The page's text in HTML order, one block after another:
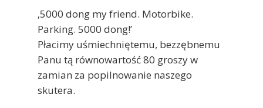
‚5000 dong my friend. Motorbike.
Parking. 5000 dong!’
Płacimy uśmiechniętemu, bezzębnemu
Panu tą równowartość 80 groszy w
zamian za popilnowanie naszego
skutera.